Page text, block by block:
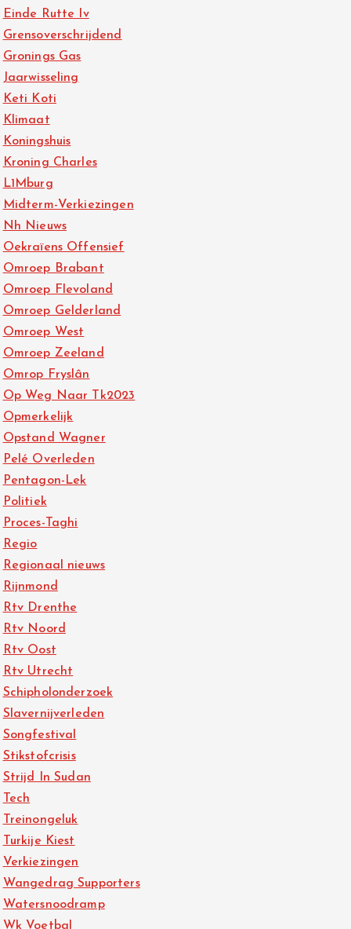
Einde Rutte Iv
Grensoverschrijdend
Gronings Gas
Jaarwisseling
Keti Koti
Klimaat
Koningshuis
Kroning Charles
L1Mburg
Midterm-Verkiezingen
Nh Nieuws
Oekraïens Offensief
Omroep Brabant
Omroep Flevoland
Omroep Gelderland
Omroep West
Omroep Zeeland
Omrop Fryslân
Op Weg Naar Tk2023
Opmerkelijk
Opstand Wagner
Pelé Overleden
Pentagon-Lek
Politiek
Proces-Taghi
Regio
Regionaal nieuws
Rijnmond
Rtv Drenthe
Rtv Noord
Rtv Oost
Rtv Utrecht
Schipholonderzoek
Slavernijverleden
Songfestival
Stikstofcrisis
Strijd In Sudan
Tech
Treinongeluk
Turkije Kiest
Verkiezingen
Wangedrag Supporters
Watersnoodramp
Wk Voetbal